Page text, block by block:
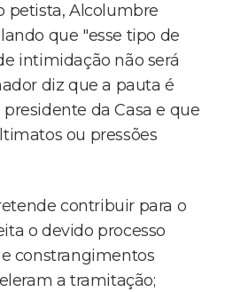
petista, Alcolumbre
que "esse tipo de
intimidação não será
diz que a pauta é
da Casa e que
ou pressões
contribuir para o
o devido processo
constrangimentos
a tramitação;